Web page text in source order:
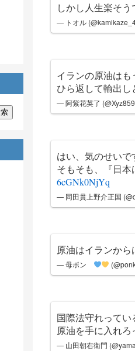
しかし人生楽そう
— トオル
イランの原油は
ひら返して輸出し
— 阿紫花英了
はい、気のせいで
そもそも、『日本
6cGNk0NjYq
— 同田貫上野介正国
原油はイランから
— 母ポン
国際法守れって
原油を手に入れろ
— 山田朝右衛門